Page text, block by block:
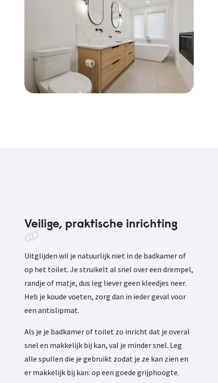
Veilige, praktische inrichting
Uitglijden wil je natuurlijk niet in de badkamer of
op het toilet. Je struikelt al snel over een drempel,
randje of matje, dus leg liever geen kleedjes neer.
Heb je koude voeten, zorg dan in ieder geval voor
een antislipmat.
Als je je badkamer of toilet zo inricht dat je overal
snel en makkelijk bij kan, val je minder snel. Leg
alle spullen die je gebruikt zodat je ze kan zien en
er makkelijk bij kan: op een goede grijphoogte.